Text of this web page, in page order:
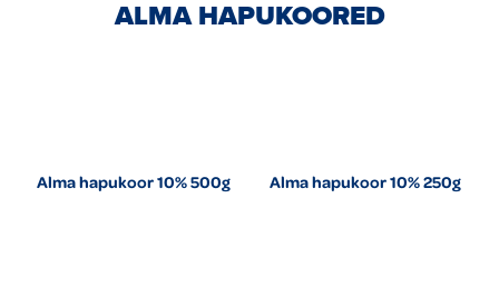
ALMA HAPUKOORED
Alma hapukoor 10% 500g Alma hapukoor 10% 250g